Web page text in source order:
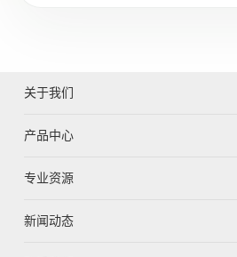
关于我们
产品中心
专业资源
新闻动态